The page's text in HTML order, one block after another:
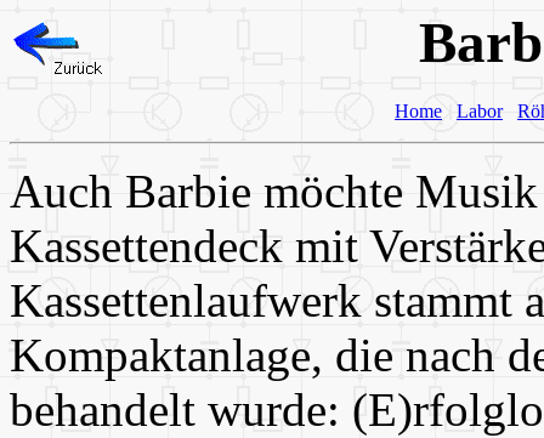
Home Labor
Auch Barbie möchte
Kassettendeck mit
Kassettenlaufwerk stammt
Kompaktanlage, die nach
behandelt wurde: